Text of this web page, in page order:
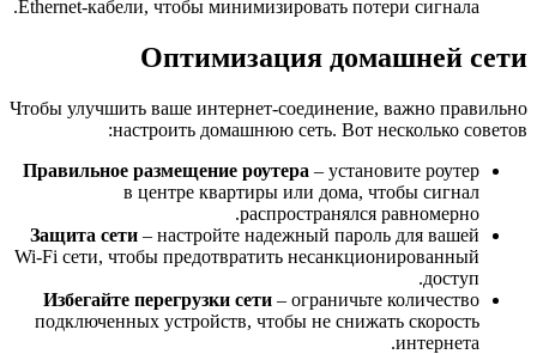
Ethernet-кабели, чтобы минимизировать потери сигнала.
Оптимизация домашней сети
Чтобы улучшить ваше интернет-соединение, важно правильно
настроить домашнюю сеть. Вот несколько советов:
Правильное размещение роутера – установите роутер
в центре квартиры или дома, чтобы сигнал
распространялся равномерно.
Защита сети – настройте надежный пароль для вашей
Wi-Fi сети, чтобы предотвратить несанкционированный
доступ.
Избегайте перегрузки сети – ограничьте количество
подключенных устройств, чтобы не снижать скорость
интернета.